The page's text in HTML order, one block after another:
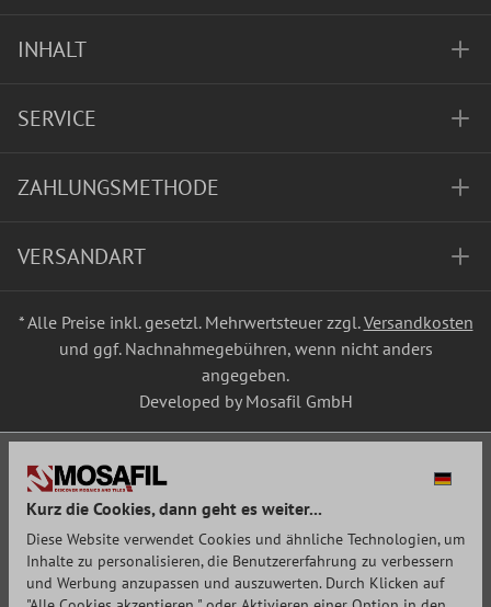
INHALT
SERVICE
ZAHLUNGSMETHODE
VERSANDART
* Alle Preise inkl. gesetzl. Mehrwertsteuer zzgl.Versandkosten
und ggf. Nachnahmegebühren, wenn nicht anders
angegeben.
Developed by Mosafil GmbH
Kurz die Cookies, dann geht es weiter...
Diese Website verwendet Cookies und ähnliche Technologien, um
Inhalte zu personalisieren, die Benutzererfahrung zu verbessern
und Werbung anzupassen und auszuwerten. Durch Klicken auf